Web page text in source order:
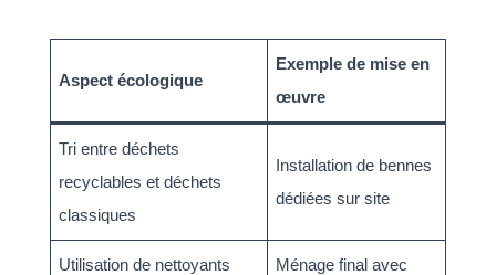
Aspect écologique
Exemple de mise en
œuvre
Tri entre déchets
recyclables et déchets
classiques
Installation de bennes
dédiées sur site
Utilisation de nettoyants
Ménage final avec